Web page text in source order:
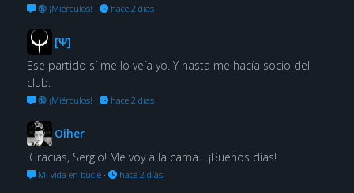
🔞 ¡Miérculos! · hace 2 días
[Ψ]
Ese partido sí me lo veía yo. Y hasta me hacía socio del
club.
🔞 ¡Miérculos! · hace 2 días
Oiher
¡Gracias, Sergio! Me voy a la cama... ¡Buenos días!
Mi vida en bucle· hace 2 días